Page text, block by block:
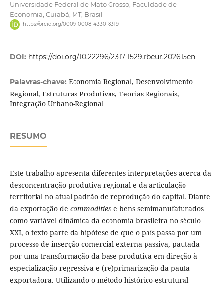
Universidade Federal de Mato Grosso, Faculdade de
Economia, Cuiabá, MT, Brasil
https://orcid.org/0009-0008-4330-8319
DOI: https://doi.org/10.22296/2317-1529.rbeur.202615en
Palavras-chave: Economia Regional, Desenvolvimento
Regional, Estruturas Produtivas, Teorias Regionais,
Integração Urbano-Regional
RESUMO
Este trabalho apresenta diferentes interpretações acerca da
desconcentração produtiva regional e da articulação
territorial no atual padrão de reprodução do capital. Diante
da exportação de commodities e bens semimanufaturados
como variável dinâmica da economia brasileira no século
XXI, o texto parte da hipótese de que o país passa por um
processo de inserção comercial externa passiva, pautada
por uma transformação da base produtiva em direção à
especialização regressiva e (re)primarização da pauta
exportadora. Utilizando o método histórico-estrutural